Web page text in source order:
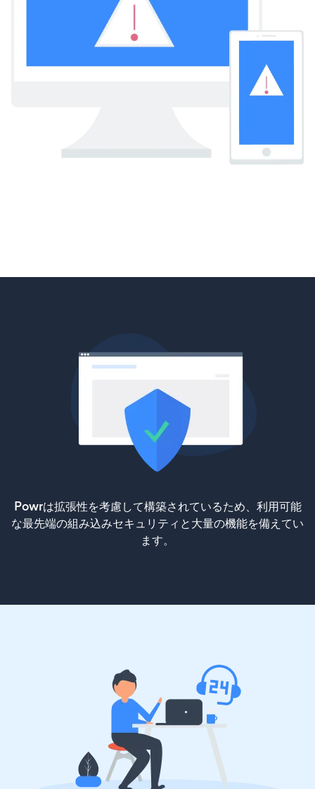
Powrは拡張性を考慮して構築されているため、利用可能
な最先端の組み込みセキュリティと大量の機能を備えてい
ます。